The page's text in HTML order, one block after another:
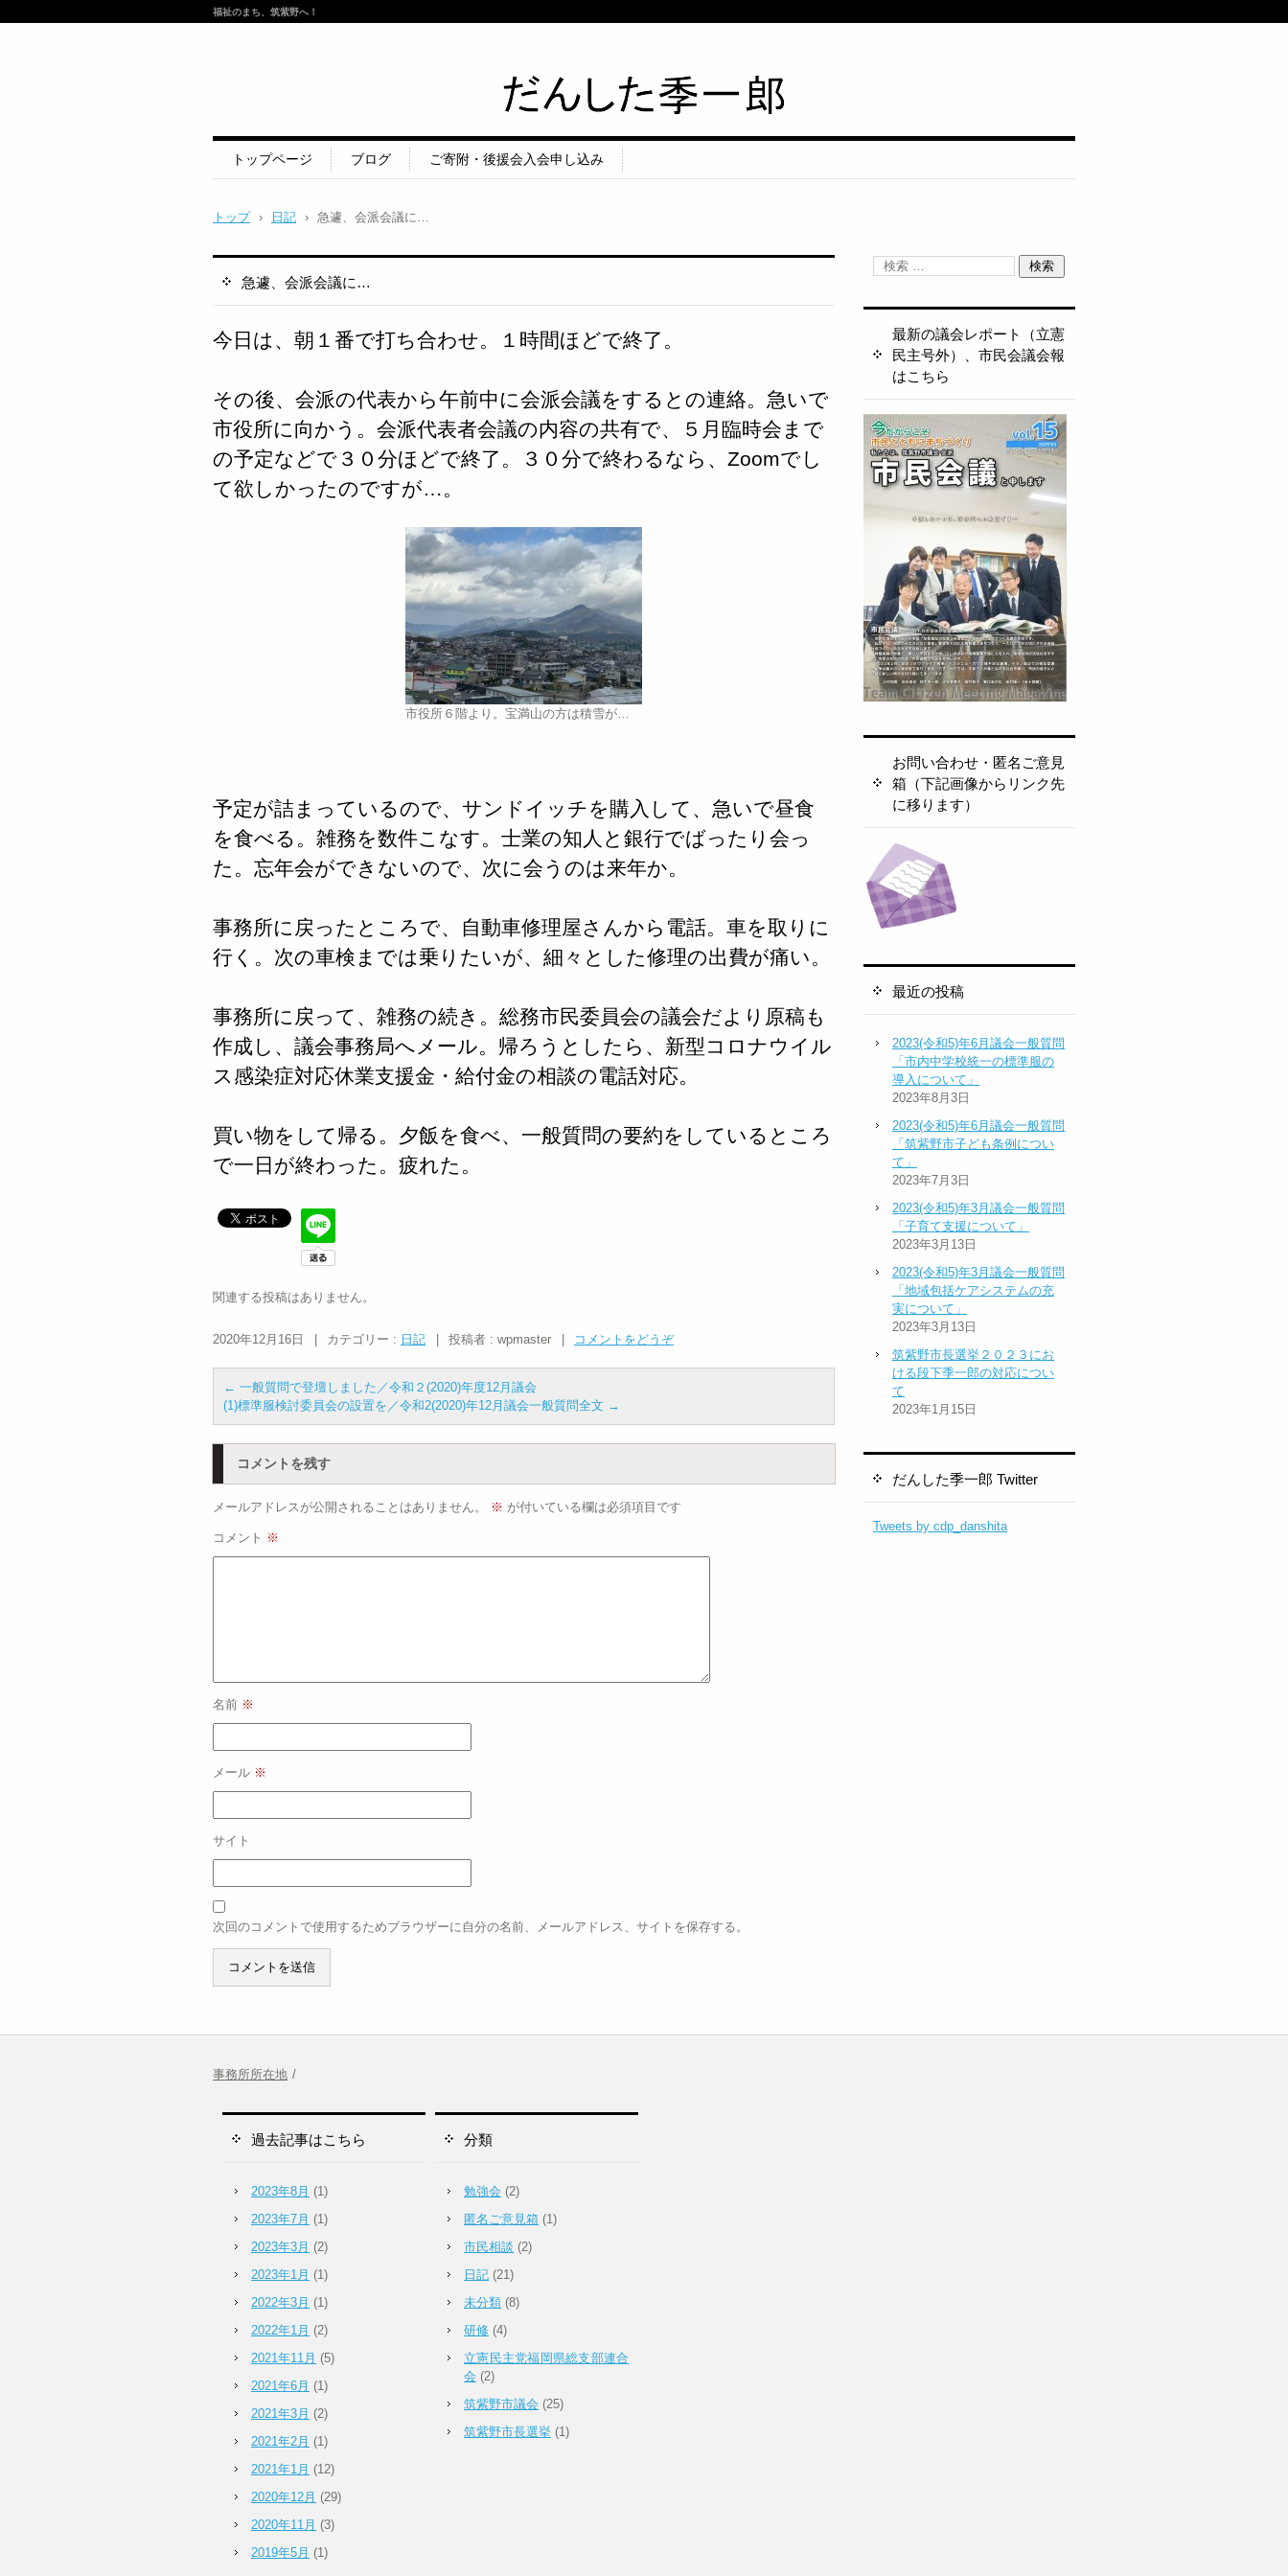
式HP
福祉のまち、筑紫野へ！
トップページ ブログ ご寄附・後援会入会申し込み
トップ › 日記 › 急遽、会派会議に…
急遽、会派会議に…
今日は、朝１番で打ち合わせ。１時間ほどで終了。
その後、会派の代表から午前中に会派会議をするとの連絡。急いで
市役所に向かう。会派代表者会議の内容の共有で、５月臨時会まで
の予定などで３０分ほどで終了。３０分で終わるなら、Zoomでし
て欲しかったのですが…。
市役所６階より。宝満山の方は積雪が…
予定が詰まっているので、サンドイッチを購入して、急いで昼食
を食べる。雑務を数件こなす。士業の知人と銀行でばったり会っ
た。忘年会ができないので、次に会うのは来年か。
事務所に戻ったところで、自動車修理屋さんから電話。車を取りに
行く。次の車検までは乗りたいが、細々とした修理の出費が痛い。
事務所に戻って、雑務の続き。総務市民委員会の議会だより原稿も
作成し、議会事務局へメール。帰ろうとしたら、新型コロナウイル
ス感染症対応休業支援金・給付金の相談の電話対応。
買い物をして帰る。夕飯を食べ、一般質問の要約をしているところ
で一日が終わった。疲れた。
関連する投稿はありません。
2020年12月16日 カテゴリー : 日記 投稿者 : wpmaster コメントをどうぞ
← 一般質問で登壇しました／令和２(2020)年度12月議会
(1)標準服検討委員会の設置を／令和2(2020)年12月議会一般質問全文 →
コメントを残す
メールアドレスが公開されることはありません。 ※ が付いている欄は必須項目です
コメント ※
名前 ※
メール ※
サイト
次回のコメントで使用するためブラウザーに自分の名前、メールアドレス、サイトを保存する。
最新の議会レポート（立憲
民主号外）、市民会議会報
はこちら
お問い合わせ・匿名ご意見
箱（下記画像からリンク先
に移ります）
最近の投稿
2023(令和5)年6月議会一般質問
「市内中学校統一の標準服の
導入について」
2023年8月3日
2023(令和5)年6月議会一般質問
「筑紫野市子ども条例につい
て」
2023年7月3日
2023(令和5)年3月議会一般質問
「子育て支援について」
2023年3月13日
2023(令和5)年3月議会一般質問
「地域包括ケアシステムの充
実について」
2023年3月13日
筑紫野市長選挙２０２３にお
ける段下季一郎の対応につい
て
2023年1月15日
だんした季一郎 Twitter
Tweets by cdp_danshita
事務所所在地
過去記事はこちら
2023年8月 (1)
2023年7月 (1)
2023年3月 (2)
2023年1月 (1)
2022年3月 (1)
2022年1月 (2)
2021年11月 (5)
2021年6月 (1)
2021年3月 (2)
2021年2月 (1)
2021年1月 (12)
2020年12月 (29)
2020年11月 (3)
2019年5月 (1)
分類
勉強会 (2)
匿名ご意見箱 (1)
市民相談 (2)
日記 (21)
未分類 (8)
研修 (4)
立憲民主党福岡県総支部連合
会 (2)
筑紫野市議会 (25)
筑紫野市長選挙 (1)